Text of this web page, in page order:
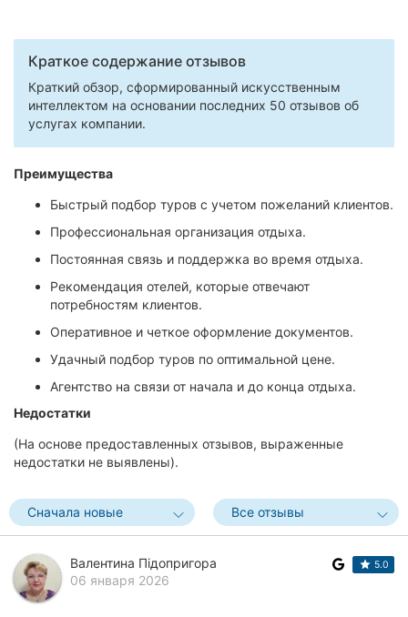
Краткое содержание отзывов
Краткий обзор, сформированный искусственным
интеллектом на основании последних 50 отзывов об
услугах компании.
Преимущества
Быстрый подбор туров с учетом пожеланий клиентов.
Профессиональная организация отдыха.
Постоянная связь и поддержка во время отдыха.
Рекомендация отелей, которые отвечают
потребностям клиентов.
Оперативное и четкое оформление документов.
Удачный подбор туров по оптимальной цене.
Агентство на связи от начала и до конца отдыха.
Недостатки
(На основе предоставленных отзывов, выраженные
недостатки не выявлены).
Сначала новые Все отзывы
Валентина Підопригора
06 января 2026
5.0